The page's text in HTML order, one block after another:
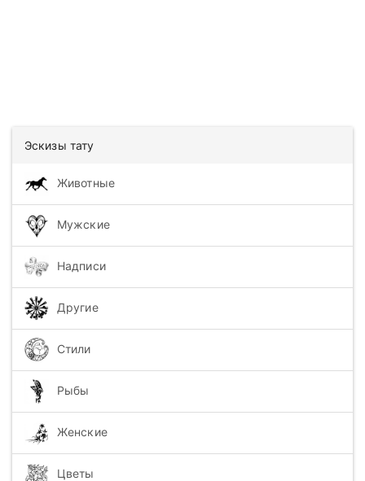
Эскизы тату
Животные
Мужские
Надписи
Другие
Стили
Рыбы
Женские
Цветы